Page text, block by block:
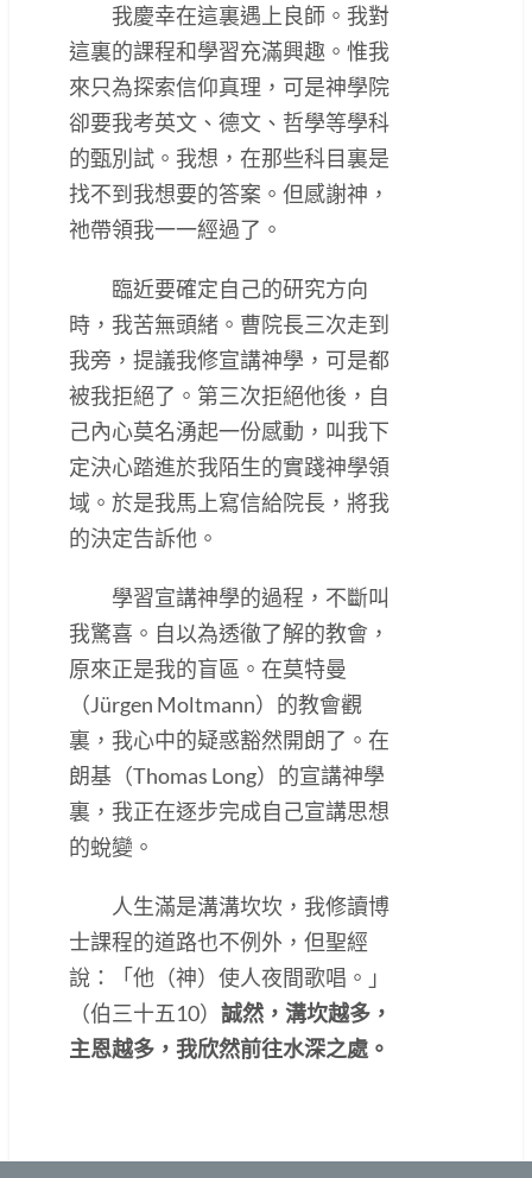
我慶幸在這裏遇上良師。我對
這裏的課程和學習充滿興趣。惟我
來只為探索信仰真理，可是神學院
卻要我考英文、德文、哲學等學科
的甄別試。我想，在那些科目裏是
找不到我想要的答案。但感謝神，
祂帶領我一一經過了。
臨近要確定自己的研究方向
時，我苦無頭緒。曹院長三次走到
我旁，提議我修宣講神學，可是都
被我拒絕了。第三次拒絕他後，自
己內心莫名湧起一份感動，叫我下
定決心踏進於我陌生的實踐神學領
域。於是我馬上寫信給院長，將我
的決定告訴他。
學習宣講神學的過程，不斷叫
我驚喜。自以為透徹了解的教會，
原來正是我的盲區。在莫特曼
（Jürgen Moltmann）的教會觀
裏，我心中的疑惑豁然開朗了。在
朗基（Thomas Long）的宣講神學
裏，我正在逐步完成自己宣講思想
的蛻變。
人生滿是溝溝坎坎，我修讀博
士課程的道路也不例外，但聖經
說：「他（神）使人夜間歌唱。」
（伯三十五10） 誠然，溝坎越多，
主恩越多，我欣然前往水深之處。